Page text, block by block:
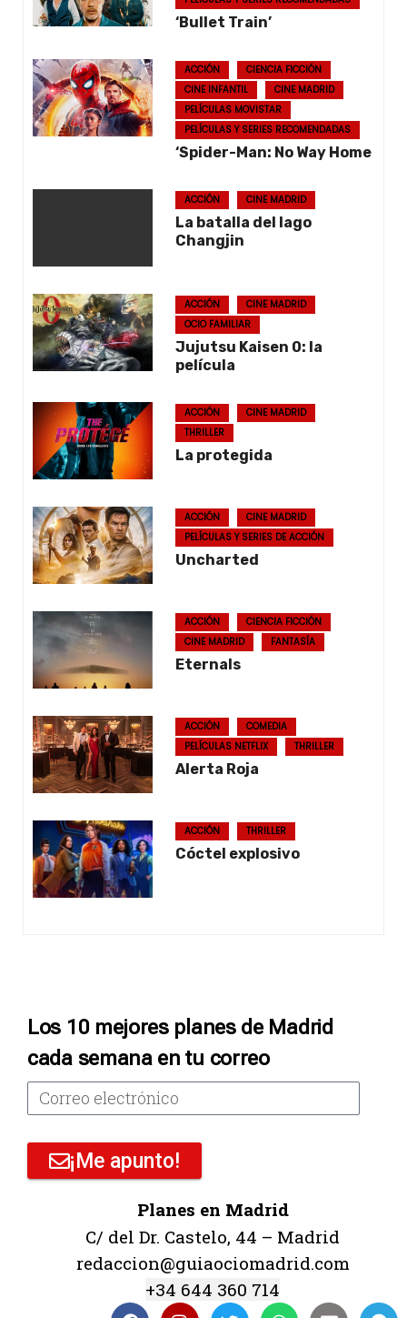
‘Bullet Train’
ACCIÓN
CIENCIA FICCIÓN
CINE INFANTIL
CINE MADRID
PELÍCULAS MOVISTAR
PELÍCULAS Y SERIES RECOMENDADAS
‘Spider-Man: No Way Home
ACCIÓN CINE MADRID
La batalla del lago
Changjin
ACCIÓN
CINE MADRID
OCIO FAMILIAR
Jujutsu Kaisen 0: la
película
ACCIÓN
CINE MADRID
THRILLER
La protegida
ACCIÓN
CINE MADRID
PELÍCULAS Y SERIES DE ACCIÓN
Uncharted
ACCIÓN
CIENCIA FICCIÓN
CINE MADRID
FANTASÍA
Eternals
ACCIÓN
COMEDIA
PELÍCULAS NETFLIX
THRILLER
Alerta Roja
ACCIÓN THRILLER
Cóctel explosivo
Los 10 mejores planes de Madrid
cada semana en tu correo
¡Me apunto!
Planes en Madrid
C/ del Dr. Castelo, 44 – Madrid
redaccion@guiaociomadrid.com
+34 644 360 714